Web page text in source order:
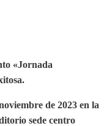
«Jornada
de 2023 en la
sede centro